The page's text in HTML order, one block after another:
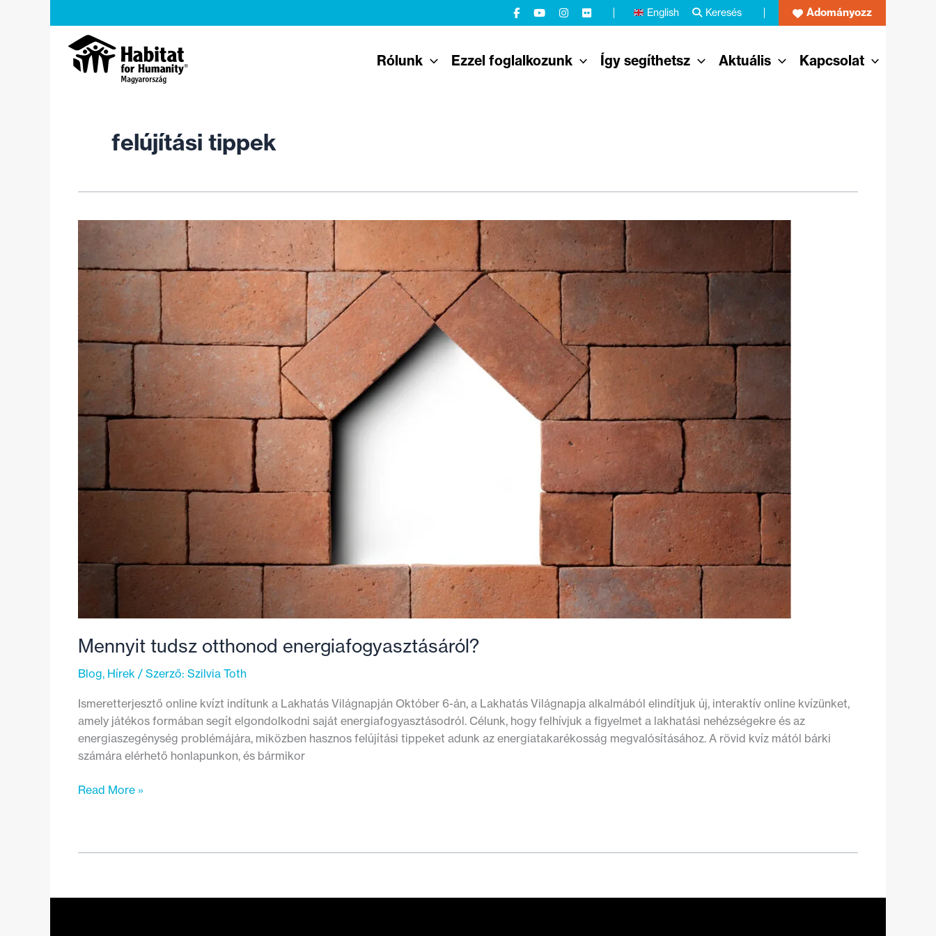
English Keresés Adományozz
Rólunk Ezzel foglalkozunk Így segíthetsz Aktuális Kapcsolat
felújítási tippek
Mennyit tudsz otthonod energiafogyasztásáról?
Blog, Hírek / Szerző: Szilvia Toth
Ismeretterjesztő online kvízt indítunk a Lakhatás Világnapján Október 6-án, a Lakhatás Világnapja alkalmából elindítjuk új, interaktív online kvízünket,
amely játékos formában segít elgondolkodni saját energiafogyasztásodról. Célunk, hogy felhívjuk a figyelmet a lakhatási nehézségekre és az
energiaszegénység problémájára, miközben hasznos felújítási tippeket adunk az energiatakarékosság megvalósításához. A rövid kvíz mától bárki
számára elérhető honlapunkon, és bármikor
Mennyit
Read More »